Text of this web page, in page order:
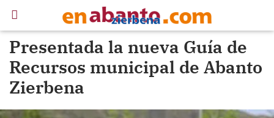
Presentada la nueva Guía de
Recursos municipal de Abanto
Zierbena